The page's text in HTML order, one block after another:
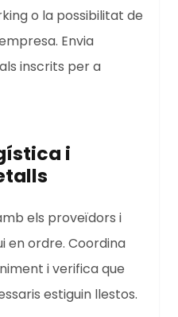
o la possibilitat de
Envia
inscrits per a
i
els proveïdors i
en ordre. Coordina
i verifica que
estiguin llestos.